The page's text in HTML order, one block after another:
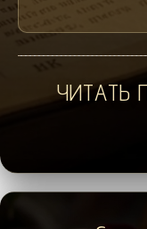
ЧИТАТЬ